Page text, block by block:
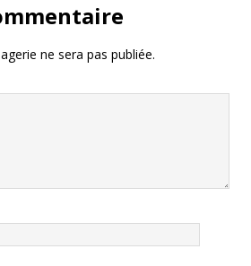
ne sera pas publiée.